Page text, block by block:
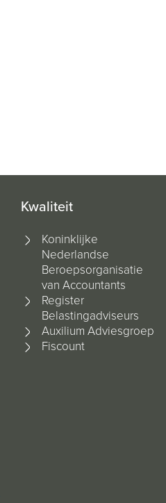
Kwaliteit
Koninklijke
Nederlandse
Beroepsorganisatie
van Accountants
Register
Belastingadviseurs
Auxilium Adviesgroep
Fiscount